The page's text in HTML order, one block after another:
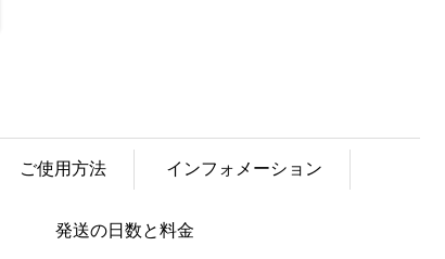
ご使用方法 インフォメーション
発送の日数と料金